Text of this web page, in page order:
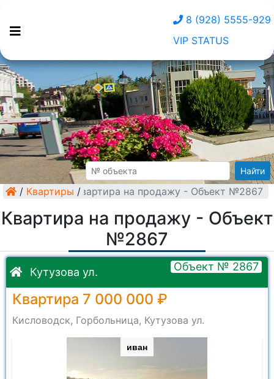
8 (928) 5555-929
VIP STATUS
Найти
/ Квартиры /
Квартира на продажу - Объект №2867
Квартира на продажу - Объект
№2867
Кутузова ул. Объект № 2867
Квартира 7 000 000 ₽
Кисловодск, Горбольница, Кутузова ул.
иван